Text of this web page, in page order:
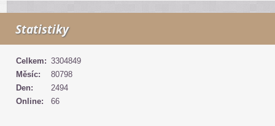
Statistiky
Online: 66
Celkem: 3304849
Měsíc:
80798
Den:
2494